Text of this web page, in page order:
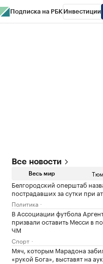
Подписка на РБК Инвестиции
Все новости
Весь мир
Белгородский оперштаб
пострадавших за сутки при
Политика
В Ассоциации футбола
призвали оставить Месси в
ЧМ
Спорт
Мяч, которым Марадона
«рукой Бога», выставят на